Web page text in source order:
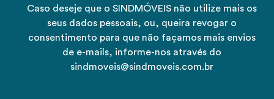
Caso deseje que o SINDMÓVEIS não utilize mais os
seus dados pessoais, ou, queira revogar o
consentimento para que não façamos mais envios
de e-mails, informe-nos através do
sindmoveis@sindmoveis.com.br